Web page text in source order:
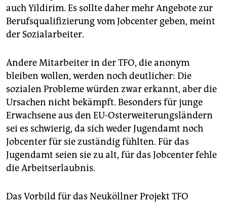
auch Yildirim. Es sollte daher mehr Angebote zur
Berufsqualifizierung vom Jobcenter geben, meint
der Sozialarbeiter.
Andere Mitarbeiter in der TFO, die anonym
bleiben wollen, werden noch deutlicher: Die
sozialen Probleme würden zwar erkannt, aber die
Ursachen nicht bekämpft. Besonders für junge
Erwachsene aus den EU-Osterweiterungsländern
sei es schwierig, da sich weder Jugendamt noch
Jobcenter für sie zuständig fühlten. Für das
Jugendamt seien sie zu alt, für das Jobcenter fehle
die Arbeitserlaubnis.
Das Vorbild für das Neuköllner Projekt TFO